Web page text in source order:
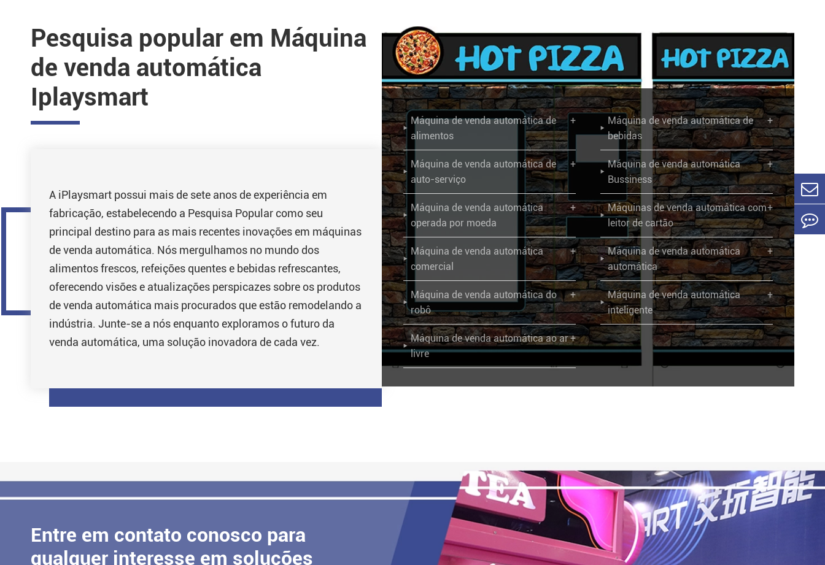
Pesquisa popular em Máquina
de venda automática
Iplaysmart
A iPlaysmart possui mais de sete anos de experiência em
fabricação, estabelecendo a Pesquisa Popular como seu
principal destino para as mais recentes inovações em máquinas
de venda automática. Nós mergulhamos no mundo dos
alimentos frescos, refeições quentes e bebidas refrescantes,
oferecendo visões e atualizações perspicazes sobre os produtos
de venda automática mais procurados que estão remodelando a
indústria. Junte-se a nós enquanto exploramos o futuro da
venda automática, uma solução inovadora de cada vez.

Máquina de venda automática de
alimentos
+

Máquina de venda automática de
bebidas
+

Máquina de venda automática de
auto-serviço
+

Máquina de venda automática
Bussiness
+

Máquina de venda automática
operada por moeda
+

Máquinas de venda automática com
leitor de cartão
+

Máquina de venda automática
comercial
+

Máquina de venda automática
automática
+

Máquina de venda automática do
robô
+

Máquina de venda automática
inteligente
+

Máquina de venda automática ao ar
livre
+
Entre em contato conosco para
qualquer interesse em soluções